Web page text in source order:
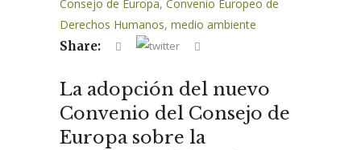
Consejo de Europa, Convenio Europeo de
Derechos Humanos, medio ambiente
Share:
La adopción del nuevo
Convenio del Consejo de
Europa sobre la